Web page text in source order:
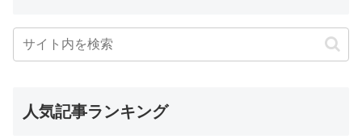
人気記事ランキング